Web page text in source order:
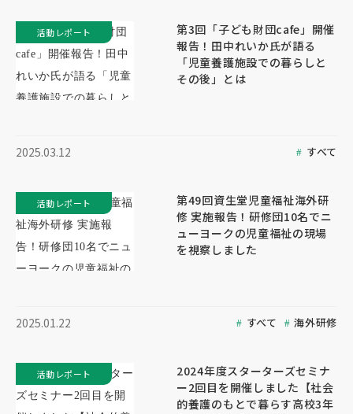
第3回「子ども財団cafe」開催
報告！田中れいか氏が語る
「児童養護施設での暮らしと
その後」とは
2025.03.12 すべて
活動レポート
第49回資生堂児童福祉海外研
修 実施報告！研修団10名でニ
ューヨークの児童福祉の現場
を視察しました
2025.01.22 すべて 海外研修
活動レポート
2024年度スターターズセミナ
ー2回目を開催しました【社会
的養護のもとで暮らす高校3年
活動レポート